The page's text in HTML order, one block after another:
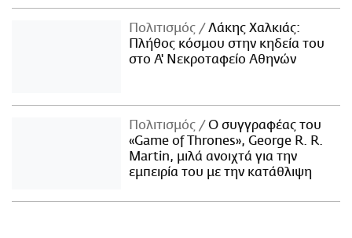
Πολιτισμός
Λάκης Χαλκιάς:
Πλήθος κόσμου στην κηδεία του
στο Α' Νεκροταφείο Αθηνών
Πολιτισμός
Ο συγγραφέας του
«Game of Thrones», George R. R.
Martin, μιλά ανοιχτά για την
εμπειρία του με την κατάθλιψη